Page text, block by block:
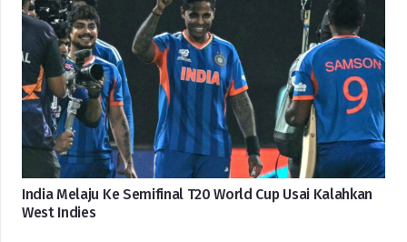
India Melaju Ke Semifinal T20 World Cup Usai Kalahkan
West Indies